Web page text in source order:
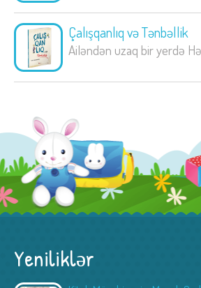
Çalışqanlıq və Tənbəllik
Ailəndən uzaq bir yerdə
Yeniliklər